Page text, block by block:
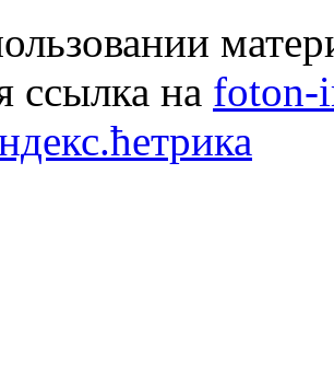
ссылка на foton-